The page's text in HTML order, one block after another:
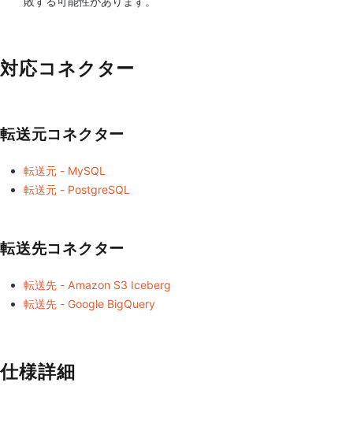
対応コネクター
転送元コネクター
転送元 - MySQL
転送元 - PostgreSQL
転送先コネクター
転送先 - Amazon S3 Iceberg
転送先 - Google BigQuery
仕様詳細